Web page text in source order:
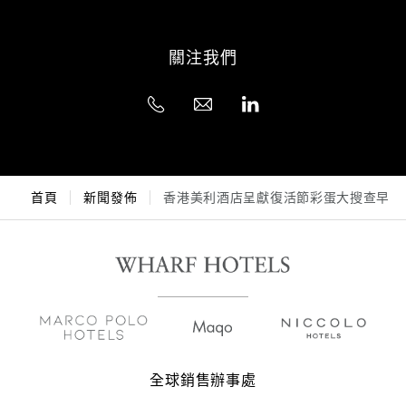
關注我們
首頁 新聞發佈 香港美利酒店呈獻復活節彩蛋大搜查早
全球銷售辦事處